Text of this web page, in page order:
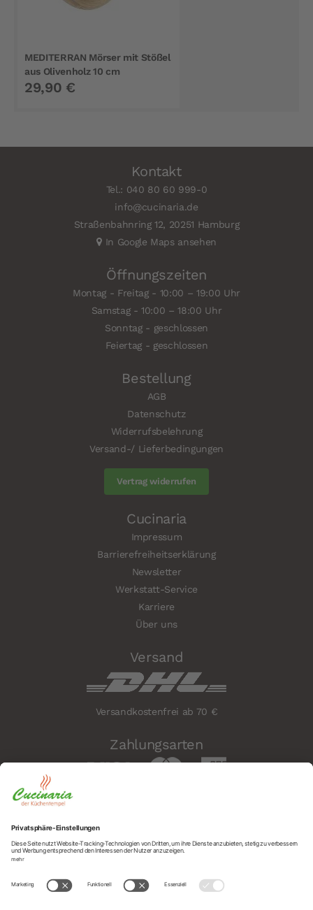
MEDITERRAN Mörser mit Stößel
aus Olivenholz 10 cm
29,90 €
Kontakt
Tel.: 040 80 60 999-0
info@cucinaria.de
Straßenbahnring 12, 20251 Hamburg
In Google Maps ansehen
Öffnungszeiten
Montag - Freitag - 10:00 – 19:00 Uhr
Samstag - 10:00 – 18:00 Uhr
Sonntag - geschlossen
Feiertag - geschlossen
Bestellung
AGB
Datenschutz
Widerrufsbelehrung
Versand-/ Lieferbedingungen
Vertrag widerrufen
Cucinaria
Impressum
Barrierefreiheitserklärung
Newsletter
Werkstatt-Service
Karriere
Über uns
Versand
Versandkostenfrei ab 70 €
Zahlungsarten
Sicherheit